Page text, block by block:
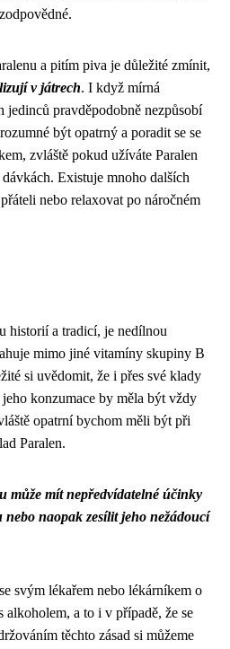
a pitím piva je důležité zmínit,
v játrech. I když mírná
jedinců pravděpodobně nezpůsobí
být opatrný a poradit se se
zvláště pokud užíváte Paralen
Existuje mnoho dalších
nebo relaxovat po náročném
historií a tradicí, je nedílnou
mimo jiné vitamíny skupiny B
si uvědomit, že i přes své klady
konzumace by měla být vždy
opatrní bychom měli být při
Paralen.
může mít nepředvídatelné účinky
naopak zesílit jeho nežádoucí
svým lékařem nebo lékárníkem o
a to i v případě, že se
těchto zásad si můžeme